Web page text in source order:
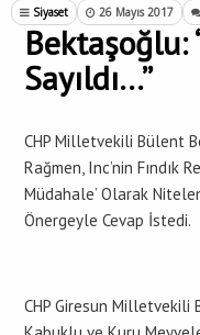
Siyaset 26 Mayıs 2017
Bektaşoğlu:
Sayıldı…”
CHP Milletvekili Bülent
Rağmen, Inc’nin Fındık
Müdahale’ Olarak
Önergeyle Cevap İstedi.
CHP Giresun Milletvekili